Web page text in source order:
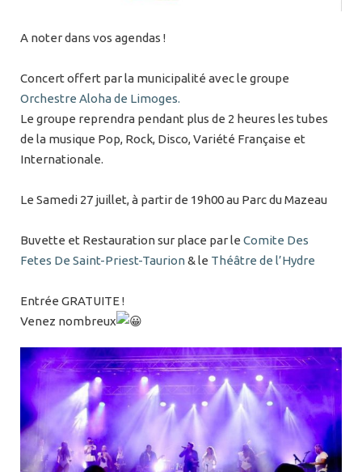
A noter dans vos agendas !
Concert offert par la municipalité avec le groupe
Orchestre Aloha de Limoges.
Le groupe reprendra pendant plus de 2 heures les tubes
de la musique Pop, Rock, Disco, Variété Française et
Internationale.
Le Samedi 27 juillet, à partir de 19h00 au Parc du Mazeau
Buvette et Restauration sur place par le Comite Des
Fetes De Saint-Priest-Taurion& le Théâtre de l’Hydre
Entrée GRATUITE !
Venez nombreux